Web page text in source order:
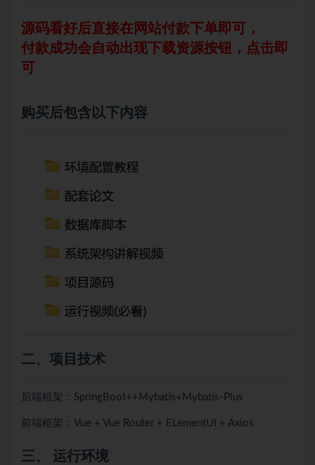
源码看好后直接在网站付款下单即可，
付款成功会自动出现下载资源按钮，点击即
可
购买后包含以下内容
二、项目技术
后端框架：SpringBoot++ Mybatis+ Mybatis-Plus
前端框架：Vue + Vue Router + ELementUI + Axios
三、 运行环境